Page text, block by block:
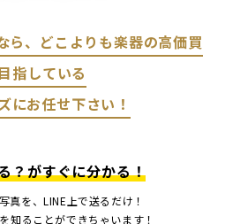
、どこよりも楽器の高価買
指している
にお任せ下さい！
？がすぐに分かる！
真を、LINE上で送るだけ！
知ることができちゃいます！